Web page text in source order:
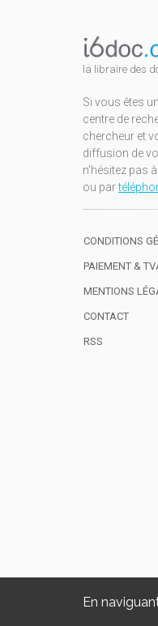
En
la libraire des
Si vous êtes
centre de
chercheur et
diffusion de
n'hésitez pas
ou par
CONDITIONS
PAIEMENT &
MENTIONS
CONTACT
RSS